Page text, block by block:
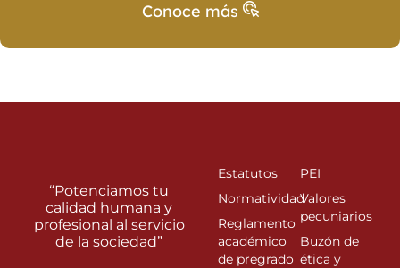
Conoce más
“Potenciamos tu
calidad humana y
profesional al servicio
de la sociedad”
Estatutos
Normatividad
Reglamento
académico
de pregrado
PEI
Valores
pecuniarios
Buzón de
ética y